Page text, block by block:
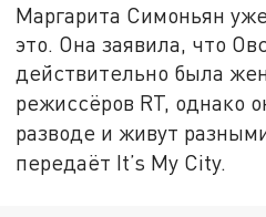
Маргарита Симоньян
это. Она заявила, что
действительно была
режиссёров RT, однако
разводе и живут
передаёт It’s My City.